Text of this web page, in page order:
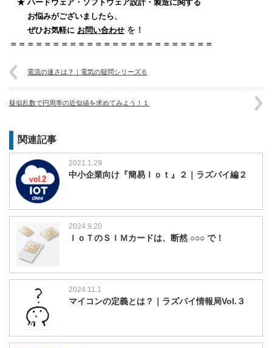
★ ハードウェア・ソフトウェア設計・製造に関する
お悩みがございましたら、
ぜひお気軽に お問い合わせ を！
＝＝＝＝＝＝＝＝＝＝＝＝＝＝＝＝＝＝＝＝＝＝＝＝
電流の速さは？｜電気の疑問シリーズ６
疑似乱数で円周率の近似値を求めてみよう！１
関連記事
2021.1.29
中小企業向け『簡易Ｉｏｔ』２｜ラズパイ編２
2024.9.20
ＩｏＴのＳＩＭカードは、断然 ○○○ で！
2024.11.1
マイコンの定義とは？｜ラズパイ情報局Vol.３